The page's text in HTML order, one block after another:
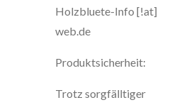
Holzbluete-Info [!at]
web.de
Produktsicherheit:
Trotz sorgfälltiger